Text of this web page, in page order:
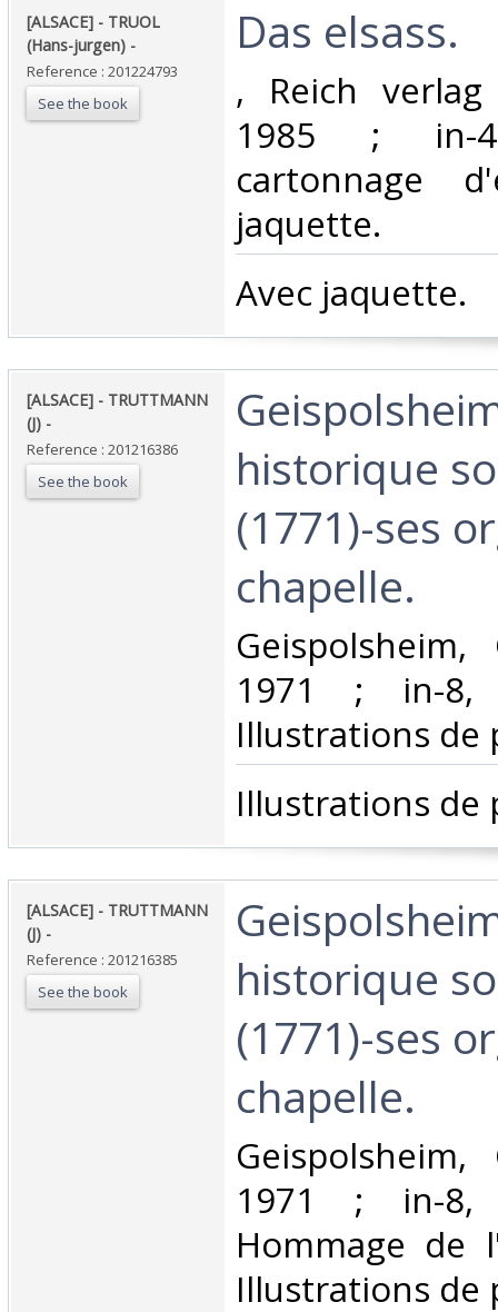
‎[ALSACE] - TRUOL
(Hans-jurgen) - ‎
Reference : 201224793
See the book
‎Das elsass. ‎
‎, Reich
1985 ; in-
cartonnage
jaquette.‎
‎Avec jaquette.‎
‎[ALSACE] - TRUTTMANN
(J) - ‎
Reference : 201216386
See the book
historique
(1771)-ses
chapelle. ‎
1971 ; in-
Illustrations de
‎Illustrations de
‎[ALSACE] - TRUTTMANN
(J) - ‎
Reference : 201216385
See the book
historique
(1771)-ses
chapelle. ‎
1971 ; in-
Hommage de
Illustrations de